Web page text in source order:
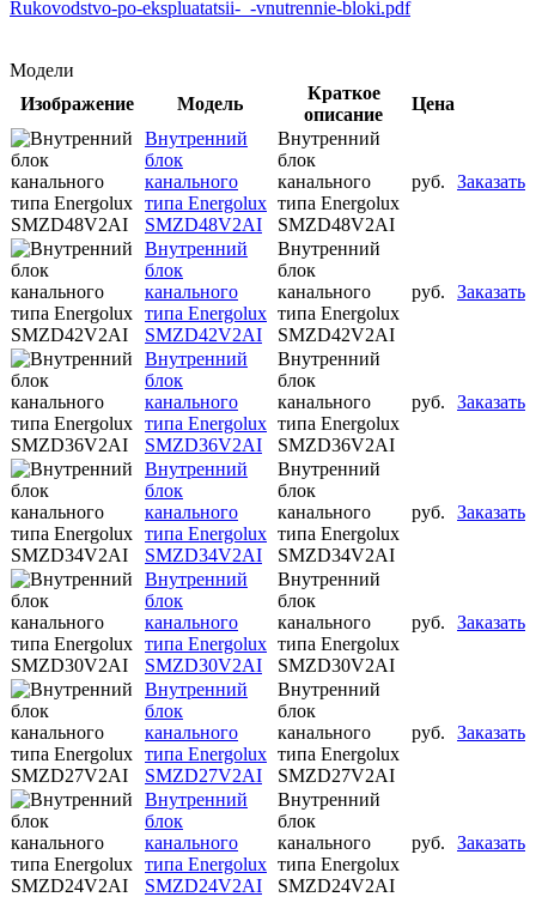
Rukovodstvo-po-ekspluatatsii-_-vnutrennie-bloki.pdf
Модели
Изображение
Модель
Краткое
описание
Цена
Внутренний
блок
канального
типа Energolux
SMZD48V2AI
Внутренний
блок
канального
типа Energolux
SMZD48V2AI
руб. Заказать
Внутренний
блок
канального
типа Energolux
SMZD42V2AI
Внутренний
блок
канального
типа Energolux
SMZD42V2AI
руб. Заказать
Внутренний
блок
канального
типа Energolux
SMZD36V2AI
Внутренний
блок
канального
типа Energolux
SMZD36V2AI
руб. Заказать
Внутренний
блок
канального
типа Energolux
SMZD34V2AI
Внутренний
блок
канального
типа Energolux
SMZD34V2AI
руб. Заказать
Внутренний
блок
канального
типа Energolux
SMZD30V2AI
Внутренний
блок
канального
типа Energolux
SMZD30V2AI
руб. Заказать
Внутренний
блок
канального
типа Energolux
SMZD27V2AI
Внутренний
блок
канального
типа Energolux
SMZD27V2AI
руб. Заказать
Внутренний
блок
канального
типа Energolux
SMZD24V2AI
Внутренний
блок
канального
типа Energolux
SMZD24V2AI
руб. Заказать